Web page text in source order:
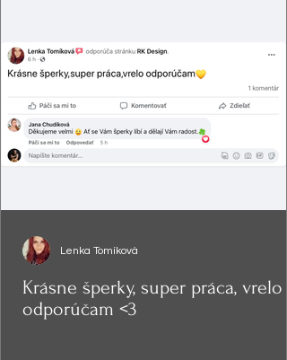
Krásne šperky, super práca, vrelo
odporúčam <3
Lenka Tomíková